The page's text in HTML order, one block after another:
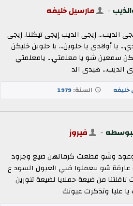
- مارسيل خليفه
الديب... إيجى الديب إيجى تيكلنا. إيجى
يا أولادي يا حلوين... يا حلوين خليكن
سمعين شو يا معلمتي... يامعلمتي
الديب... هيدى الد
خليفه السنة:1979
- فيروز
وشو قطعت كرمالهن ضيع وجرود
شو بيعملوا فيي العيون السود ع
من ضيعة حملايا لضيعة تنورين
عليا وتذكرت عيونك